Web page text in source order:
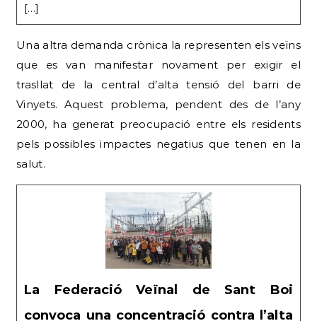
[…]
Una altra demanda crònica la representen els veïns
que es van manifestar novament per exigir el
trasllat de la central d’alta tensió del barri de
Vinyets. Aquest problema, pendent des de l’any
2000, ha generat preocupació entre els residents
pels possibles impactes negatius que tenen en la
salut.
La Federació Veïnal de Sant Boi
convoca una concentració contra l’alta